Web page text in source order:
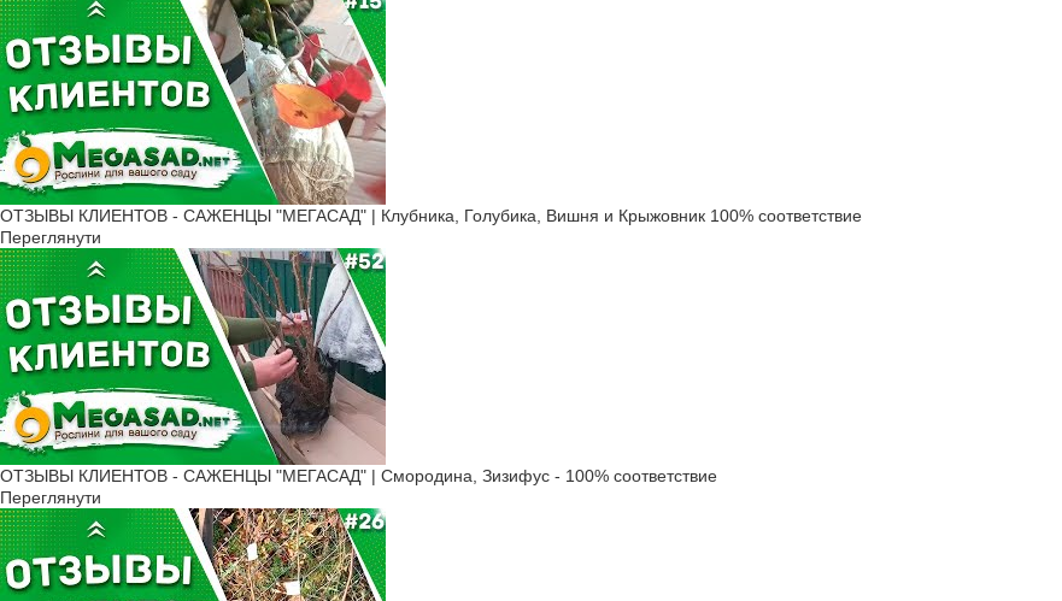
ОТЗЫВЫ КЛИЕНТОВ - САЖЕНЦЫ "МЕГАСАД" | Клубника, Голубика, Вишня и Крыжовник 100% соответствие
Переглянути
ОТЗЫВЫ КЛИЕНТОВ - САЖЕНЦЫ "МЕГАСАД" | Смородина, Зизифус - 100% соответствие
Переглянути